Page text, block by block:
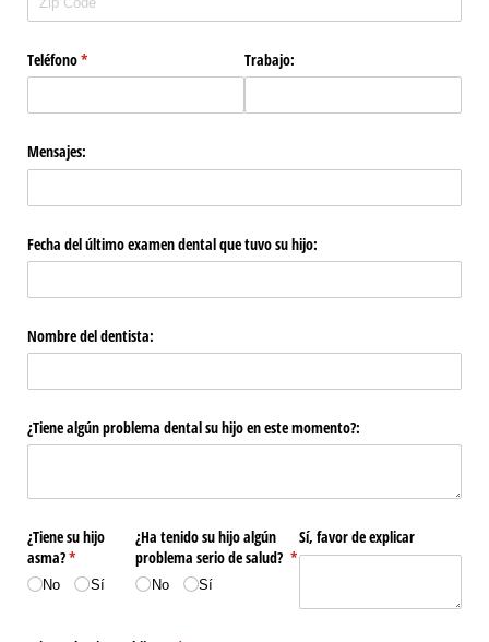
Teléfono*
(necesario) Trabajo:
Mensajes:
Fecha del último examen dental que tuvo su hijo:
Nombre del dentista:
¿Tiene algún problema dental su hijo en este momento?:
¿Tiene su hijo
asma?*
(necesario)
No Sí
¿Ha tenido su hijo algún
problema serio de salud? *
(necesario)
No Sí
Sí, favor de explicar